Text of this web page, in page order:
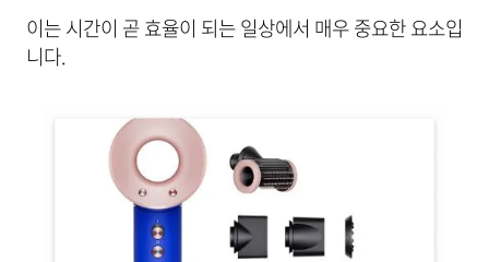
이는 시간이 곧 효율이 되는 일상에서 매우 중요한 요소입
니다.